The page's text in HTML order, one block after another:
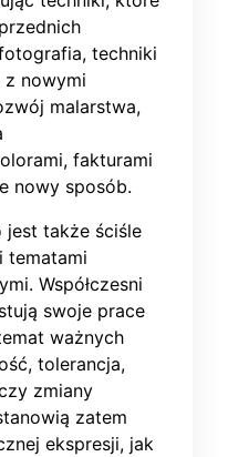
techniki
nowymi
malarstwa,
fakturami
nowy sposób.
jest także ściśle
tematami
Współczesni
swoje prace
ważnych
tolerancja,
zmiany
zatem
ekspresji, jak